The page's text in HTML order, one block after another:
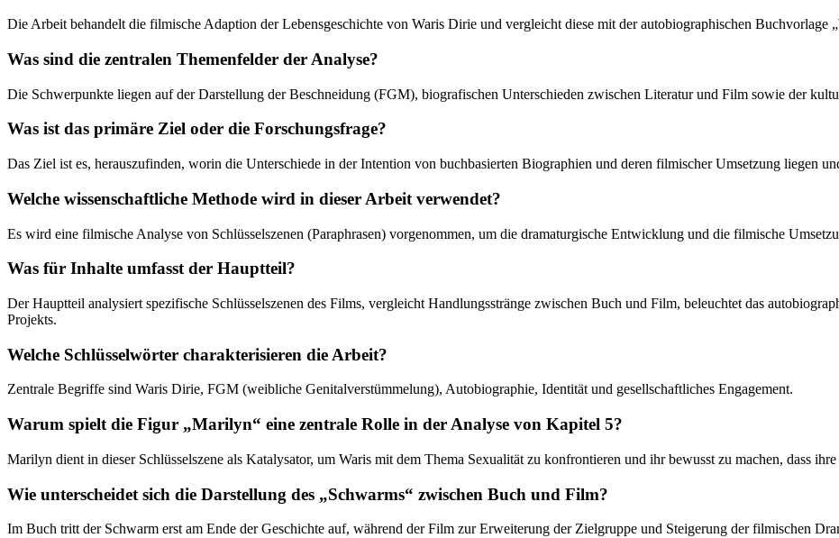
Die Arbeit behandelt die filmische Adaption der Lebensgeschichte von Waris Dirie und vergleicht diese mit der autobiographischen Buchvorlage
Was sind die zentralen Themenfelder der Analyse?
Die Schwerpunkte liegen auf der Darstellung der Beschneidung (FGM), biografischen Unterschieden zwischen Literatur und Film sowie der
Was ist das primäre Ziel oder die Forschungsfrage?
Das Ziel ist es, herauszufinden, worin die Unterschiede in der Intention von buchbasierten Biographien und deren filmischer Umsetzung liegen
Welche wissenschaftliche Methode wird in dieser Arbeit verwendet?
Es wird eine filmische Analyse von Schlüsselszenen (Paraphrasen) vorgenommen, um die dramaturgische Entwicklung und die filmische
Was für Inhalte umfasst der Hauptteil?
Der Hauptteil analysiert spezifische Schlüsselszenen des Films, vergleicht Handlungsstränge zwischen Buch und Film, beleuchtet das
Projekts.
Welche Schlüsselwörter charakterisieren die Arbeit?
Zentrale Begriffe sind Waris Dirie, FGM (weibliche Genitalverstümmelung), Autobiographie, Identität und gesellschaftliches Engagement.
Warum spielt die Figur „Marilyn“ eine zentrale Rolle in der Analyse von Kapitel 5?
Marilyn dient in dieser Schlüsselszene als Katalysator, um Waris mit dem Thema Sexualität zu konfrontieren und ihr bewusst zu machen, dass
Wie unterscheidet sich die Darstellung des „Schwarms“ zwischen Buch und Film?
Im Buch tritt der Schwarm erst am Ende der Geschichte auf, während der Film zur Erweiterung der Zielgruppe und Steigerung der filmischen